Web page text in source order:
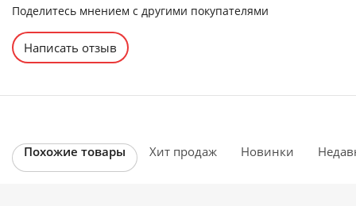
Поделитесь мнением с другими покупателями
Написать отзыв
Похожие товары Хит продаж Новинки